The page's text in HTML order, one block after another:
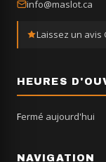
info@maslot.ca
Laissez un avis
HEURES
Fermé aujourd'hui
NAVIGATION